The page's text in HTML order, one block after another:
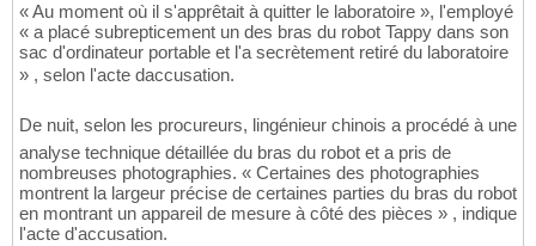
« Au moment où il s'apprêtait à quitter le laboratoire », l'employé
« a placé subrepticement un des bras du robot Tappy dans son
sac d'ordinateur portable et l'a secrètement retiré du laboratoire
» , selon l'acte daccusation.
De nuit, selon les procureurs, lingénieur chinois a procédé à une
analyse technique détaillée du bras du robot et a pris de
nombreuses photographies. « Certaines des photographies
montrent la largeur précise de certaines parties du bras du robot
en montrant un appareil de mesure à côté des pièces » , indique
l'acte d'accusation.